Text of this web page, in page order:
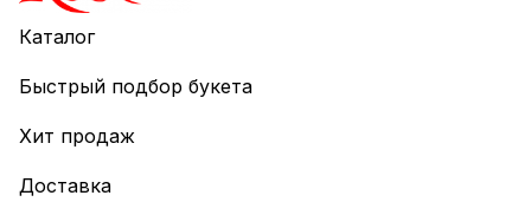
Каталог
Быстрый подбор букета
Хит продаж
Доставка